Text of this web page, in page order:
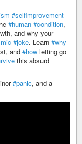
#selfimprovement
#human #condition,
and why your
#joke. Learn #why
and #how letting go
this absurd
#panic, and a